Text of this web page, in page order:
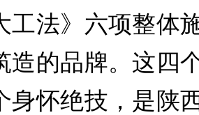
工法》六项整体
造的品牌。这四
身怀绝技，是陕